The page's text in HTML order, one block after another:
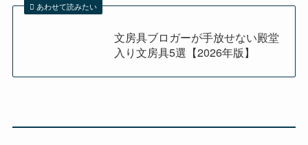
あわせて読みたい
文房具ブロガーが手放せない殿堂
入り文房具5選【2026年版】